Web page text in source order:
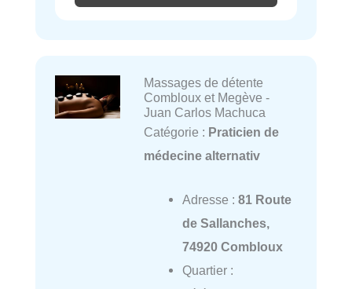
Massages de détente
Combloux et Megève -
Juan Carlos Machuca
Catégorie : Praticien de
médecine alternativ
Adresse : 81 Route
de Sallanches,
74920 Combloux
Quartier :